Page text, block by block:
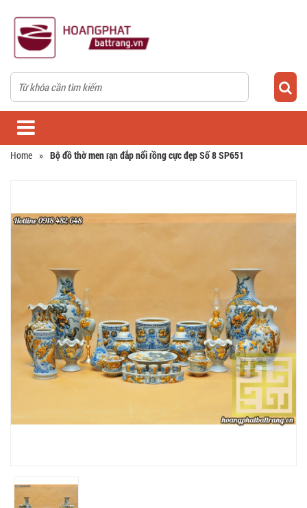
Home » Bộ đồ thờ men rạn đắp nổi rồng cực đẹp Số 8 SP651